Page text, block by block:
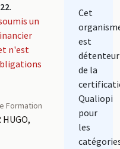
.
un
n'est
Formation
HUGO,
Cet
est
détenteur
de la
Qualiopi
pour
les